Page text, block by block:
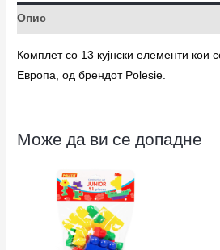
Опис
Комплет со 13 кујнски елементи кои
Европа, од брендот Polesie.
Може да ви се допадне